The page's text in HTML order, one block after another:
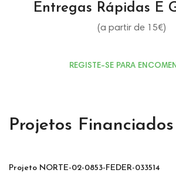
Entregas Rápidas E
(a partir de 15€)
REGISTE-SE PARA
Projetos Financiados
Projeto NORTE-02-0853-FEDER-033514